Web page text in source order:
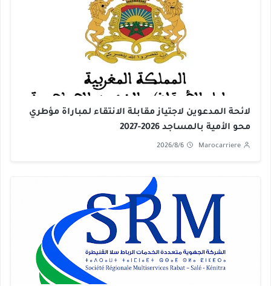
لائحة المدعوين لاجتياز مقابلة الانتقاء لمباراة مؤطري
محو الأمية بالمساجد 2026-2027
Marocarriere
2026/8/6